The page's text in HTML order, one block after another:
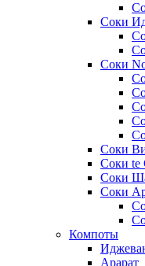
Соки
Соки
Соки
Соки te
Соки
Соки
Компоты
Арарат